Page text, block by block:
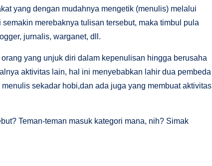
yang dengan mudahnya mengetik (menulis) melalui
merebaknya tulisan tersebut, maka timbul pula
jurnalis, warganet, dll.
yang unjuk diri dalam kepenulisan hingga berusaha
aktivitas lain, hal ini menyebabkan lahir dua pembeda
sekadar hobi,dan ada juga yang membuat aktivitas
Teman-teman masuk kategori mana, nih? Simak